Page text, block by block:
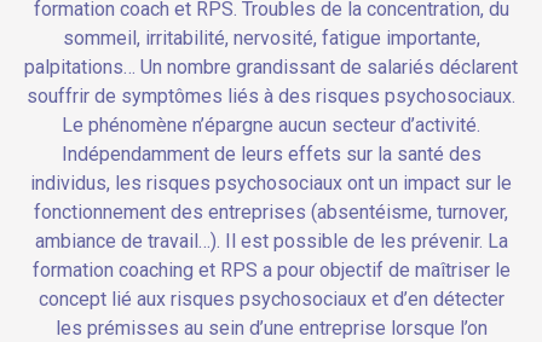
formation coach et RPS. Troubles de la concentration, du
sommeil, irritabilité, nervosité, fatigue importante,
palpitations… Un nombre grandissant de salariés déclarent
souffrir de symptômes liés à des risques psychosociaux.
Le phénomène n’épargne aucun secteur d’activité.
Indépendamment de leurs effets sur la santé des
individus, les risques psychosociaux ont un impact sur le
fonctionnement des entreprises (absentéisme, turnover,
ambiance de travail…). Il est possible de les prévenir. La
formation coaching et RPS a pour objectif de maîtriser le
concept lié aux risques psychosociaux et d’en détecter
les prémisses au sein d’une entreprise lorsque l’on